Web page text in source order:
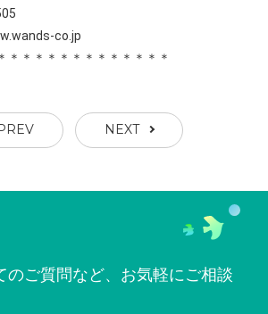
co.jp
＊＊＊＊＊＊＊＊＊＊＊＊＊
PREV NEXT
のご質問など、お気軽にご相談